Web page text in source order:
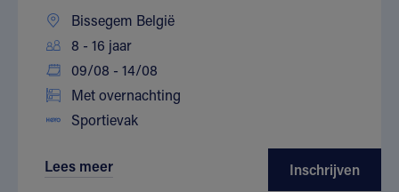
Bissegem België
8 - 16 jaar
09/08 - 14/08
Met overnachting
Sportievak
Lees meer Inschrijven